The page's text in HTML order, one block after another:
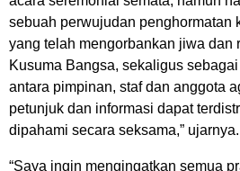
sebuah perwujudan penghormatan
yang telah mengorbankan jiwa dan
Kusuma Bangsa, sekaligus
antara pimpinan, staf dan anggota
petunjuk dan informasi dapat
dipahami secara seksama,” ujarnya.
“Saya ingin mengingatkan semua